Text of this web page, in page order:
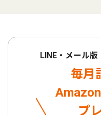
LINE・メール
毎月
プ